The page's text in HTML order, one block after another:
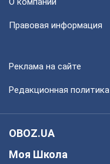
Правовая информация
Реклама на сайте
Редакционная политика
OBOZ.UA
Моя Школа